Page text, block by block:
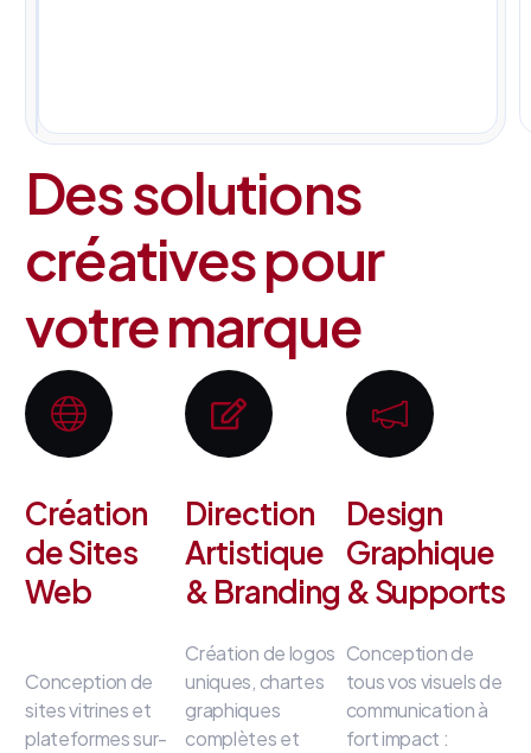
Des solutions
créatives pour
votre marque
Création
de Sites
Web
Conception de
sites vitrines et
plateformes sur-
Direction
Artistique
& Branding
Création de logos
uniques, chartes
graphiques
complètes et
Design
Graphique
& Supports
Conception de
tous vos visuels de
communication à
fort impact :